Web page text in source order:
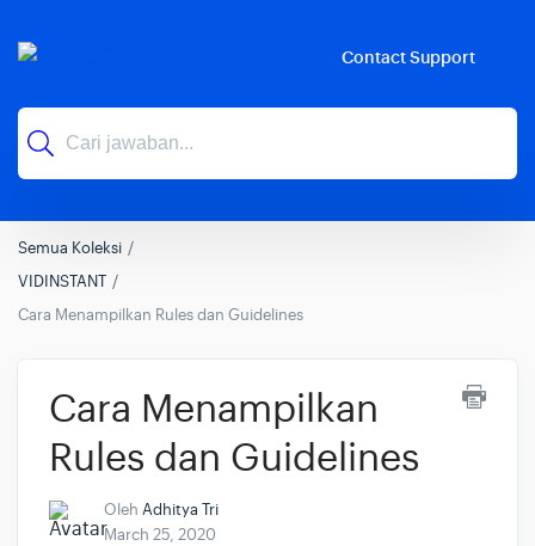
Contact Support
Semua Koleksi
VIDINSTANT
Cara Menampilkan Rules dan Guidelines
Cara Menampilkan
Rules dan Guidelines
Oleh Adhitya Tri
March 25, 2020